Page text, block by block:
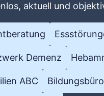
aktuell und
Demenz
ABC